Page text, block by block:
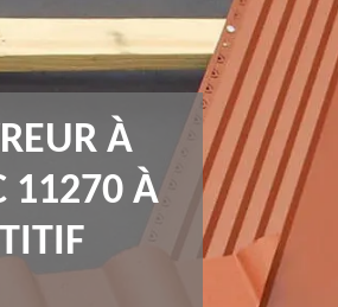
À
11270 À